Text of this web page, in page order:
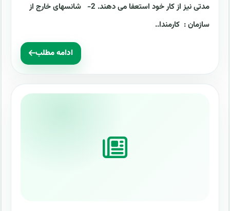
مدتی نیز از کار خود استعفا می دهند. ‏‏2-‏ ‏ شانسهای خارج از
سازمان : کارمندا..
ادامه مطلب